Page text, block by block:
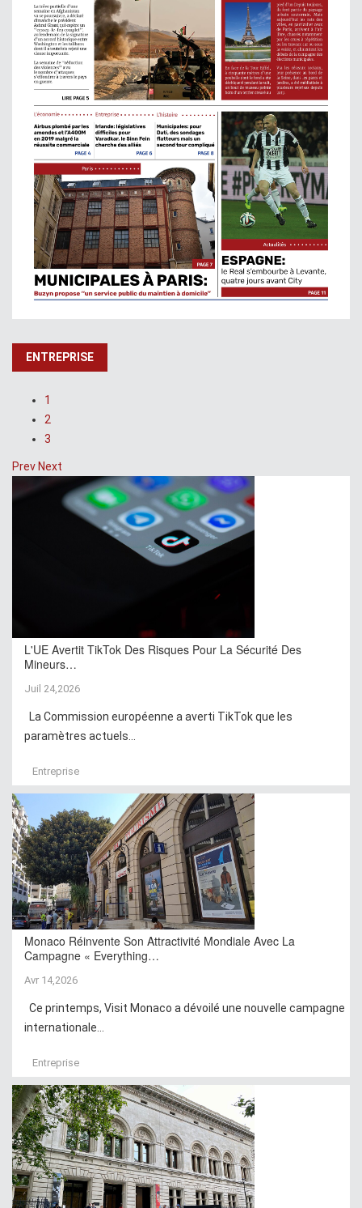
ENTREPRISE
1
2
3
PrevNext
L'UE Avertit TikTok Des Risques Pour La Sécurité Des
Mineurs…
Juil 24,2026
La Commission européenne a averti TikTok que les
paramètres actuels...
Entreprise
Monaco Réinvente Son Attractivité Mondiale Avec La
Campagne « Everything…
Avr 14,2026
Ce printemps, Visit Monaco a dévoilé une nouvelle campagne
internationale...
Entreprise